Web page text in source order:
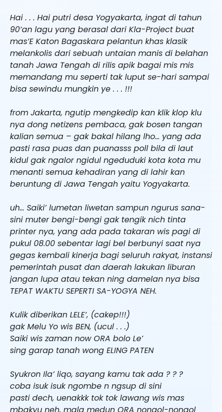
Hai . . . Hai putri desa Yogyakarta, ingat di tahun
90’an lagu yang berasal dari Kla-Project buat
mas’E Katon Bagaskara pelantun khas klasik
melankolis dari sebuah untaian manis di belahan
tanah Jawa Tengah di rilis apik bagai mis mis
memandang mu seperti tak luput se-hari sampai
bisa sewindu mungkin ye . . . !!!
from Jakarta, ngutip mengkedip kan klik klop klu
nya dong netizens pembaca, gak bosen tangan
kalian semua – gak bakal hilang lho… yang ada
pasti rasa puas dan puanasss poll bila di laut
kidul gak ngalor ngidul ngeduduki kota kota mu
menanti semua kehadiran yang di lahir kan
beruntung di Jawa Tengah yaitu Yogyakarta.
uh… Saiki’ lumetan liwetan sampun ngurus sana-
sini muter bengi-bengi gak tengik nich tinta
printer nya, yang ada pada takaran wis pagi di
pukul 08.00 sebentar lagi bel berbunyi saat nya
gegas kembali kinerja bagi seluruh rakyat, instansi
pemerintah pusat dan daerah lakukan liburan
jangan lupa atau tekan ning damelan nya bisa
TEPAT WAKTU SEPERTI SA-YOGYA NEH.
Kulik diberikan LELE’, (cakep!!!)
gak Melu Yo wis BEN, (ucul . . .)
Saiki wis zaman now ORA bolo Le’
sing garap tanah wong ELING PATEN
Syukron Ila’ liqo, sayang kamu tak ada ? ? ?
coba isuk isuk ngombe n ngsup di sini
pasti dech, uenakkk tok tok lawang wis mas
mbakyu neh, mala medun ORA nongol-nongol